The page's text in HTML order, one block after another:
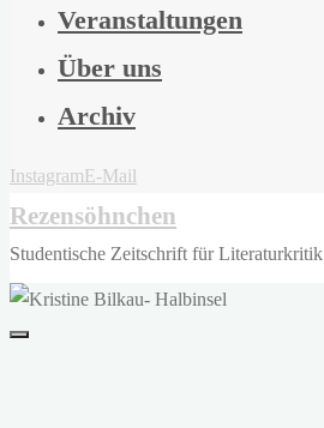
Veranstaltungen
Über uns
Archiv
InstagramE-Mail
Rezensöhnchen
Studentische Zeitschrift für Literaturkritik